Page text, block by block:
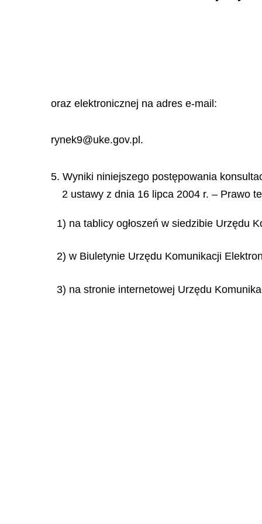
oraz elektronicznej na adres e-mail:
rynek9@uke.gov.pl.
5. Wyniki niniejszego postępowania
2 ustawy z dnia 16 lipca 2004 r. – Prawo
1) na tablicy ogłoszeń w siedzibie Urzędu
2) w Biuletynie Urzędu Komunikacji
3) na stronie internetowej Urzędu